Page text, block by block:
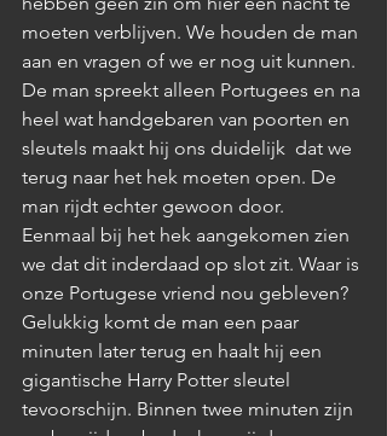
moeten verblijven. We houden de man
aan en vragen of we er nog uit kunnen.
De man spreekt alleen Portugees en na
heel wat handgebaren van poorten en
sleutels maakt hij ons duidelijk  dat we
terug naar het hek moeten open. De
man rijdt echter gewoon door.
Eenmaal bij het hek aangekomen zien
we dat dit inderdaad op slot zit. Waar is
onze Portugese vriend nou gebleven?
Gelukkig komt de man een paar
minuten later terug en haalt hij een
gigantische Harry Potter sleutel
tevoorschijn. Binnen twee minuten zijn